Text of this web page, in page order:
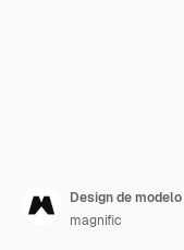
Design de
magnific